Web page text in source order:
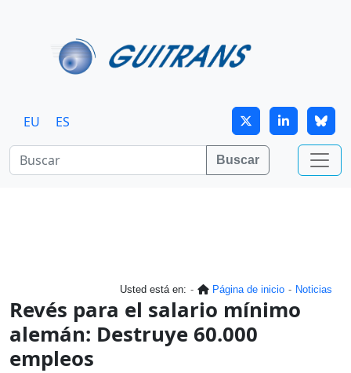
EU ES
Buscar
Usted está en: Página de inicio Noticias
Revés para el salario mínimo
alemán: Destruye 60.000
empleos